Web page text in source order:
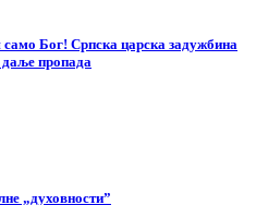
Бог! Српска царска задужбина
даље пропада
„духовности”